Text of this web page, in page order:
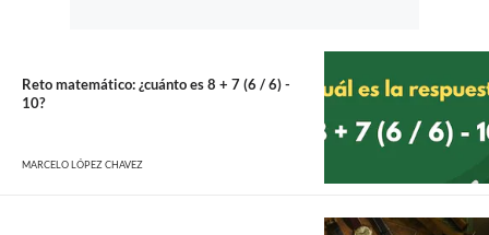
Reto matemático: ¿cuánto es 8 + 7 (6 / 6) -
10?
MARCELO LÓPEZ CHAVEZ